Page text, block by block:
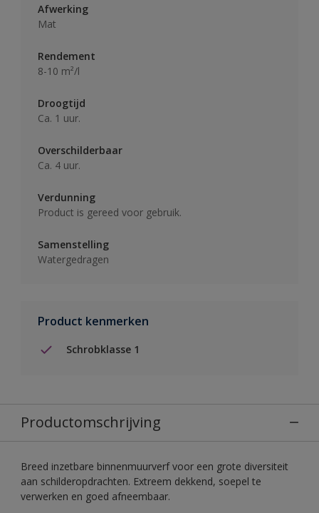
Afwerking
Mat
Rendement
8-10 m²/l
Droogtijd
Ca. 1 uur.
Overschilderbaar
Ca. 4 uur.
Verdunning
Product is gereed voor gebruik.
Samenstelling
Watergedragen
Product kenmerken
Schrobklasse 1
Productomschrijving
Breed inzetbare binnenmuurverf voor een grote diversiteit
aan schilderopdrachten. Extreem dekkend, soepel te
verwerken en goed afneembaar.